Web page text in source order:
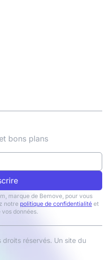
bons plans
marque de Bemove, pour vous
notre politique de confidentialité et
vos données.
réservés. Un site du